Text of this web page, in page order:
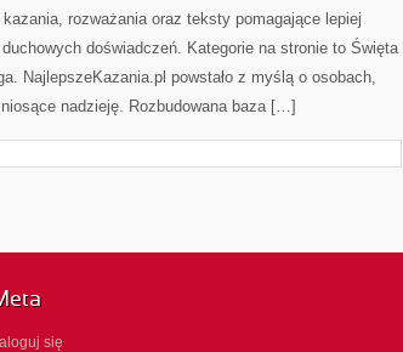
kazania, rozważania oraz teksty pomagające lepiej
doświadczeń. Kategorie na stronie to Święta
NajlepszeKazania.pl powstało z myślą o osobach,
nadzieję. Rozbudowana baza […]
się